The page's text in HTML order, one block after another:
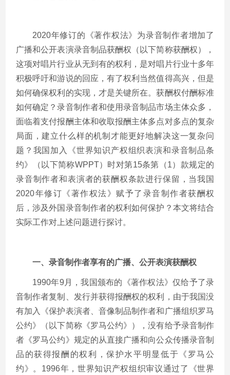
2020年修订的《著作权法》为录音制作者增加了
广播和公开表演录音制品获酬权（以下简称获酬权），
这项对唱片行业从无到有的权利，是对唱片行业十多年
积极呼吁和游说的回应，有了权利当然值得高兴，但是
如何确保权利的实现，才是关键所在。获酬权付酬标准
如何确定？录音制作者和使用录音制品市场主体众多，
面临着支付报酬主体和收取报酬主体多点对多点的复杂
局面，建立什么样的机制才能更好地解决这一复杂问
题？我国加入《世界知识产权组织表演和录音制品条
约》（以下简称WPPT）时对第15条第（1）款规定的
录音制作者和表演者的获酬权条款进行保留，当我国
2020年修订《著作权法》赋予了录音制作者获酬权
后，涉及外国录音制作者的权利如何保护？本文将结合
实际工作对上述问题进行探讨。
一、录音制作者享有的广播、公开表演获酬权
1990年9月，我国颁布的《著作权法》仅给予了录
音制作者复制、发行并获得报酬权的权利，由于我国没
有加入《保护表演者、音像制品制作者和广播组织罗马
公约》（以下简称《罗马公约》），没有给予录音制作
者《罗马公约》规定的从直接广播和向公众传播录音制
品的获得报酬的权利，保护水平明显低于《罗马公
约》。1996年，世界知识产权组织审议通过了《世界